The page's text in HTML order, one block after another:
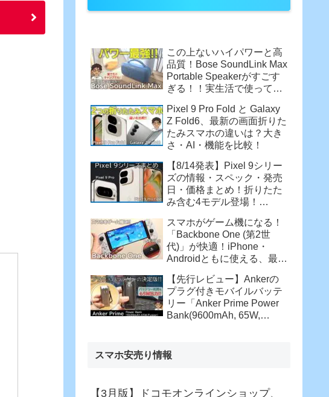
この上ないハイパワーと高
品質！Bose SoundLink Max
Portable Speakerがすごす
ぎる！！実生活で使って感
Pixel 9 Pro Fold と Galaxy
Z Fold6、最新の画面折りた
たみスマホの違いは？大き
さ・AI・機能を比較！
【8/14発表】Pixel 9シリー
ズの情報・スペック・発売
日・価格まとめ！折りたた
み含む4モデル登場！
XL・Pixel 9 Pro Fold】
スマホがゲーム機になる！
「Backbone One (第2世
代)」が快適！iPhone・
Androidともに使える、最強
【先行レビュー】Ankerの
プラグ付きモバイルバッテ
リー「Anker Prime Power
Bank(9600mAh, 65W,
電！
スマホ安売り情報
【3月版】ドコモオンラインショップ、